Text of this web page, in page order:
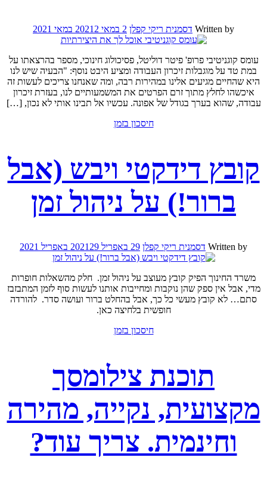
Written by דסמנית ריקי קפלן 2 במאי 2021 2 במאי 2021
עומס קוגניטיבי פרופ' פיטר דוליטל, פסיכולוג חינוכי, מספר בהרצאתו על
במת טד על מוגבלות זיכרון העבודה ומציע היבט נוסף: "הבעיה שיש לנו
היא שהחיים מגיעים אלינו במהירות רבה, ומה שאנחנו צריכים לעשות זה
איכשהו לחלץ מתוך זרם הפרטים את המשמעותיים לנו, בעזרת זיכרון
עבודה, שהוא בערך בגודל של אפונה. עכשיו אל תבינו אותי לא נכון, […]
חיסכון בזמן
קובץ דידקטי ויבש (אבל
ברור!) על ניהול זמן
Written by דסמנית ריקי קפלן 29 באפריל 2021 29 באפריל 2021
משרד החינוך הפיק קובץ מעוצב על ניהול זמן. חלק מהשאלות חופרות
מדי, אבל אין ספק שהן נוקבות ומחייבות אותנו לעשות סוף לזמן המתבזבז
סתם… לא קובץ מעשי כל כך, אבל בהחלט ברור ועושה סדר. להורדה
חופשית בלחיצה כאן.
חיסכון בזמן
תוכנת צילומסך
מקצועית, נקייה, מהירה
וחינמית. צריך עוד?